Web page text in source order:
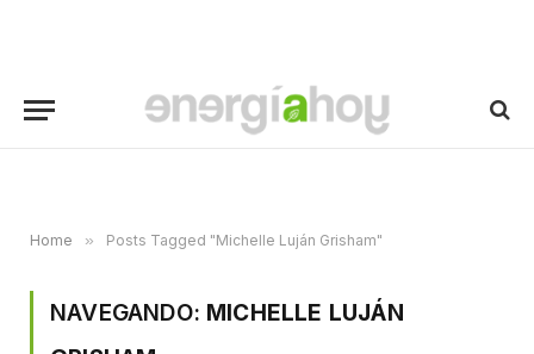
Home » Posts Tagged "Michelle Luján Grisham"
NAVEGANDO: MICHELLE LUJÁN